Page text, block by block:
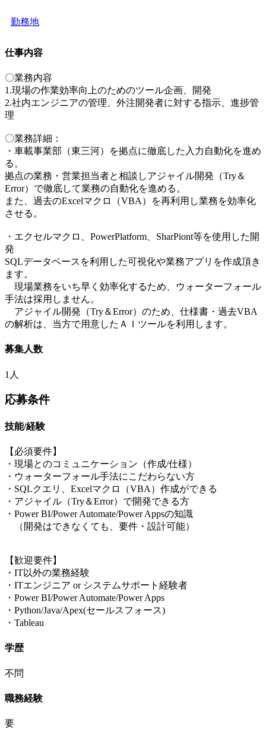
勤務地
仕事内容
〇業務内容
1.現場の作業効率向上のためのツール企画、開発
2.社内エンジニアの管理、外注開発者に対する指示、進捗管
理
〇業務詳細：
・車載事業部（東三河）を拠点に徹底した入力自動化を進め
る。
拠点の業務・営業担当者と相談しアジャイル開発（Try＆
Error）で徹底して業務の自動化を進める。
また、過去のExcelマクロ（VBA）を再利用し業務を効率化
させる。
・エクセルマクロ、PowerPlatform、SharPiont等を使用した開
発
SQLデータベースを利用した可視化や業務アプリを作成頂き
ます。
現場業務をいち早く効率化するため、ウォーターフォール
手法は採用しません。
アジャイル開発（Try＆Error）のため、仕様書・過去VBA
の解析は、当方で用意したＡＩツールを利用します。
募集人数
1人
応募条件
技能/経験
【必須要件】
・現場とのコミュニケーション（作成/仕様）
・ウォーターフォール手法にこだわらない方
・SQLクエリ、Excelマクロ（VBA）作成ができる
・アジャイル（Try＆Error）で開発できる方
・Power BI/Power Automate/Power Appsの知識
（開発はできなくても、要件・設計可能）
【歓迎要件】
・IT以外の業務経験
・ITエンジニア or システムサポート経験者
・Power BI/Power Automate/Power Apps
・Python/Java/Apex(セールスフォース)
・Tableau
学歴
不問
職務経験
要